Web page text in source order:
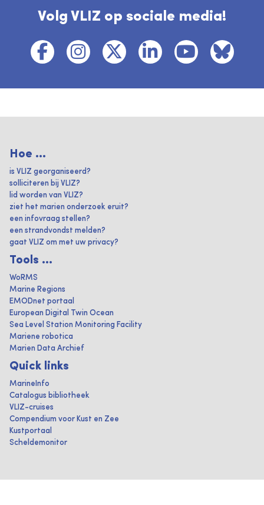
Volg VLIZ op sociale media!
Hoe ...
is VLIZ georganiseerd?
solliciteren bij VLIZ?
lid worden van VLIZ?
ziet het marien onderzoek eruit?
een infovraag stellen?
een strandvondst melden?
gaat VLIZ om met uw privacy?
Tools ...
WoRMS
Marine Regions
EMODnet portaal
European Digital Twin Ocean
Sea Level Station Monitoring Facility
Mariene robotica
Marien Data Archief
Quick links
MarineInfo
Catalogus bibliotheek
VLIZ-cruises
Compendium voor Kust en Zee
Kustportaal
Scheldemonitor